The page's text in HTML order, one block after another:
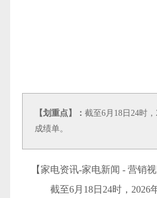
【划重点】： 截至6月18日24时
成绩单。
【家电资讯-家电新闻 - 营销
截至6月18日24时，2026